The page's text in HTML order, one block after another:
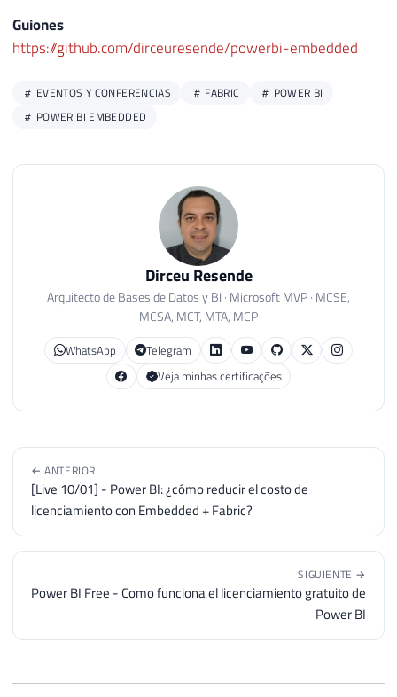
Guiones
https://github.com/dirceuresende/powerbi-embedded
EVENTOS Y CONFERENCIAS FABRIC
POWER BI
POWER BI EMBEDDED
Dirceu Resende
Arquitecto de Bases de Datos y BI · Microsoft MVP · MCSE,
MCSA, MCT, MTA, MCP
WhatsApp
Telegram
Veja minhas certificações
← ANTERIOR
[Live 10/01] - Power BI: ¿cómo reducir el costo de
licenciamiento con Embedded + Fabric?
SIGUIENTE →
Power BI Free - Como funciona el licenciamiento gratuito de
Power BI